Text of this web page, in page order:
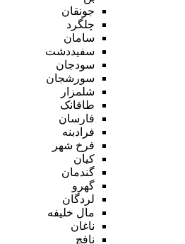
جونقان
چلگرد
سامان
سفیددشت
سودجان
سورشجان
شلمزار
طاقانک
فارسان
فرادبنه
فرخ شهر
کیان
گندمان
گهرو
لردگان
مال خلیفه
ناغان
نافچ